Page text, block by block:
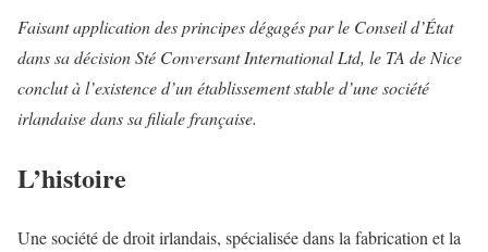
Faisant application des principes dégagés par le Conseil d’État
dans sa décision Sté Conversant International Ltd, le TA de Nice
conclut à l’existence d’un établissement stable d’une société
irlandaise dans sa filiale française.
L’histoire
Une société de droit irlandais, spécialisée dans la fabrication et la